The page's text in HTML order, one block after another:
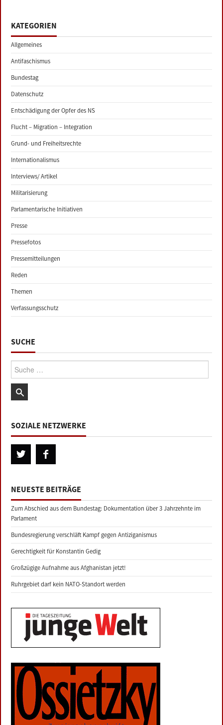
KATEGORIEN
Allgemeines
Antifaschismus
Bundestag
Datenschutz
Entschädigung der Opfer des NS
Flucht – Migration – Integration
Grund- und Freiheitsrechte
Internationalismus
Interviews/ Artikel
Militarisierung
Parlamentarische Initiativen
Presse
Pressefotos
Pressemitteilungen
Reden
Themen
Verfassungsschutz
SUCHE
Suche:
SOZIALE NETZWERKE
NEUESTE BEITRÄGE
Zum Abschied aus dem Bundestag: Dokumentation über 3 Jahrzehnte im
Parlament
Bundesregierung verschläft Kampf gegen Antiziganismus
Gerechtigkeit für Konstantin Gedig
Großzügige Aufnahme aus Afghanistan jetzt!
Ruhrgebiet darf kein NATO-Standort werden